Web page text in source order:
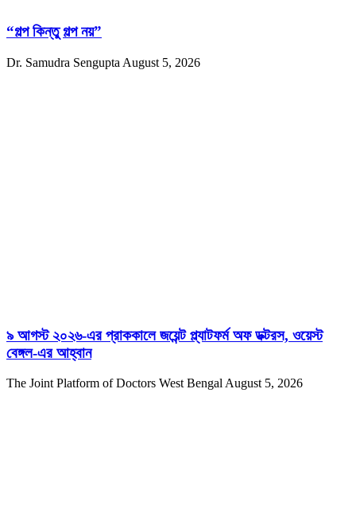
“গল্প কিন্তু গল্প নয়”
Dr. Samudra Sengupta August 5, 2026
৯ আগস্ট ২০২৬-এর প্রাককালে জয়েন্ট প্ল্যাটফর্ম অফ ডক্টরস, ওয়েস্ট
বেঙ্গল-এর আহ্বান
The Joint Platform of Doctors West BengalAugust 5, 2026